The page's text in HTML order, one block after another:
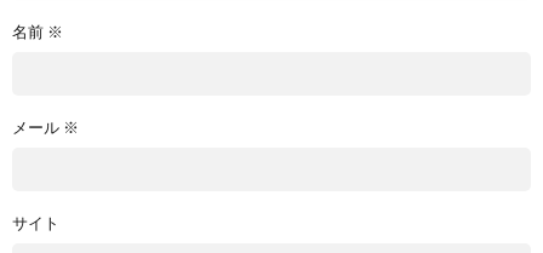
名前 ※
メール ※
サイト